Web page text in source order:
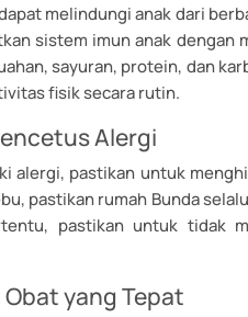
melindungi anak dari
sistem imun anak dengan
sayuran, protein, dan
fisik secara rutin.
Alergi
alergi, pastikan untuk
pastikan rumah Bunda
pastikan untuk tidak
yang Tepat